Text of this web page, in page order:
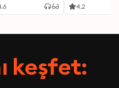
4.2
keşfet: